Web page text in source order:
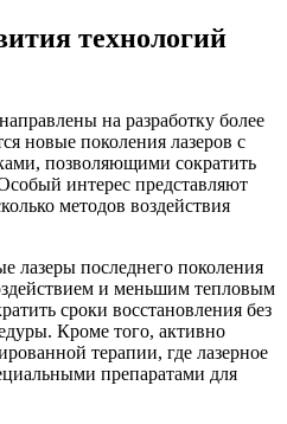
технологий
на разработку более
новые поколения лазеров с
позволяющими сократить
интерес представляют
методов воздействия
лазеры последнего поколения
и меньшим тепловым
сроки восстановления без
Кроме того, активно
терапии, где лазерное
препаратами для